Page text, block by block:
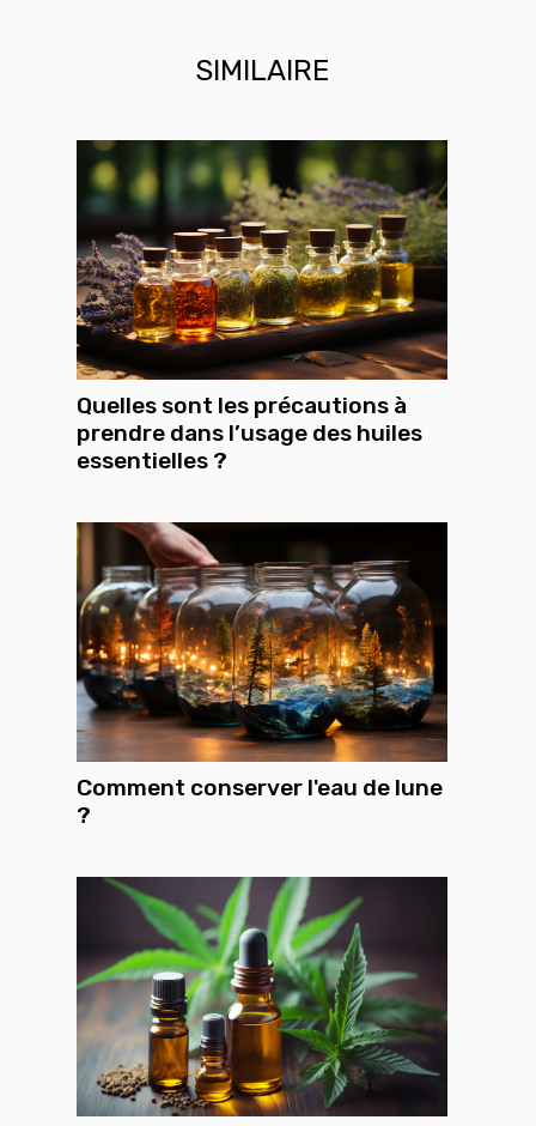
SIMILAIRE
Quelles sont les précautions à
prendre dans l’usage des huiles
essentielles ?
Comment conserver l'eau de lune
?